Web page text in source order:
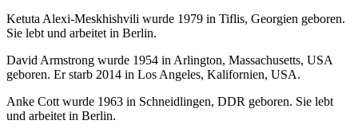
Ketuta Alexi-Meskhishvili wurde 1979 in Tiflis, Georgien geboren.
Sie lebt und arbeitet in Berlin.
David Armstrong wurde 1954 in Arlington, Massachusetts, USA
geboren. Er starb 2014 in Los Angeles, Kalifornien, USA.
Anke Cott wurde 1963 in Schneidlingen, DDR geboren. Sie lebt
und arbeitet in Berlin.